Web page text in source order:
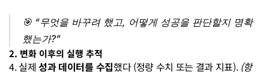
🎯 “무엇을 바꾸려 했고, 어떻게 성공을 판단할지 명확
했는가?”
2. 변화 이후의 실행 추적
4. 실제 성과 데이터를 수집했다 (정량 수치 또는 결과 지표). (항